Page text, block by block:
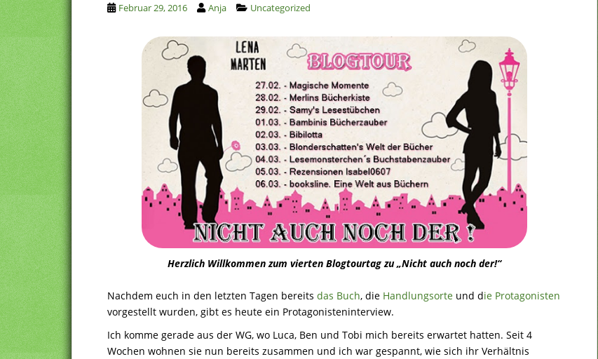
Februar 29, 2016 Anja Uncategorized
Herzlich Willkommen zum vierten Blogtourtag zu „Nicht auch noch der!“
Nachdem euch in den letzten Tagen bereits das Buch, die Handlungsorte und die Protagonisten
vorgestellt wurden, gibt es heute ein Protagonisteninterview.
Ich komme gerade aus der WG, wo Luca, Ben und Tobi mich bereits erwartet hatten. Seit 4
Wochen wohnen sie nun bereits zusammen und ich war gespannt, wie sich ihr Verhältnis